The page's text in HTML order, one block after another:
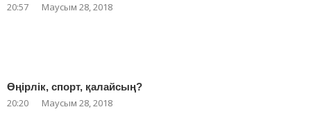
20:57 Маусым 28, 2018
Өңірлік, спорт, қалайсың?
20:20 Маусым 28, 2018